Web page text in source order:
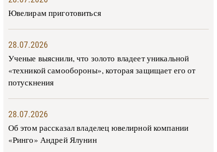
Ювелирам приготовиться
28.07.2026
Ученые выяснили, что золото владеет уникальной
«техникой самообороны», которая защищает его от
потускнения
28.07.2026
Об этом рассказал владелец ювелирной компании
«Ринго» Андрей Ялунин